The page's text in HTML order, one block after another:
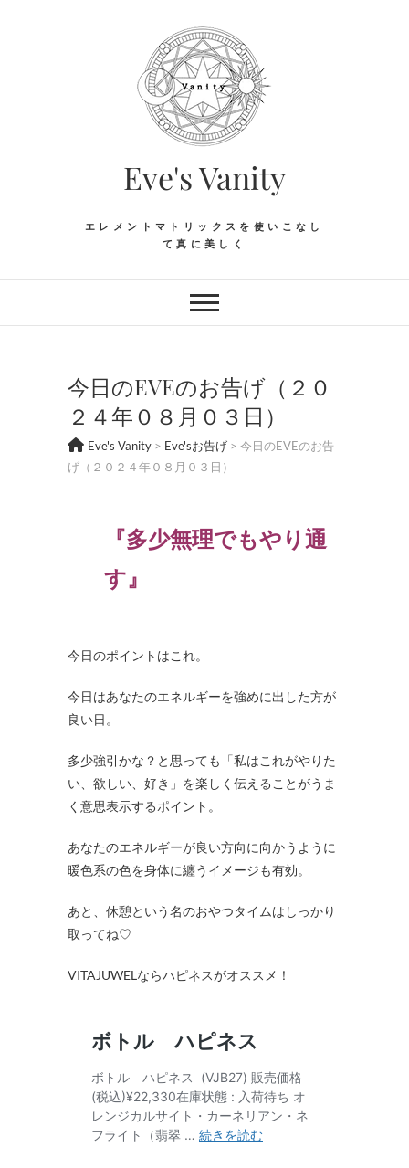
Eve's Vanity
エレメントマトリックスを使いこなし
て真に美しく
今日のEVEのお告げ（２０
２４年０８月０３日）
Eve's Vanity > Eve'sお告げ > 今日のEVEのお告
げ（２０２４年０８月０３日）
『多少無理でもやり通
す』
今日のポイントはこれ。
今日はあなたのエネルギーを強めに出した方が
良い日。
多少強引かな？と思っても「私はこれがやりた
い、欲しい、好き」を楽しく伝えることがうま
く意思表示するポイント。
あなたのエネルギーが良い方向に向かうように
暖色系の色を身体に纏うイメージも有効。
あと、休憩という名のおやつタイムはしっかり
取ってね♡
VITAJUWELならハピネスがオススメ！